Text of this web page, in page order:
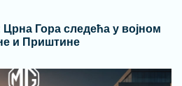
Гора следећа у војном
и Приштине